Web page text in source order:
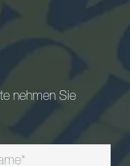
nehmen Sie